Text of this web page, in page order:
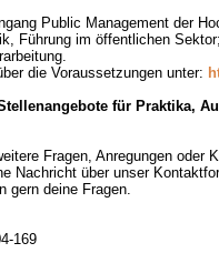
Public Management der
Führung im öffentlichen
die Voraussetzungen unter:
für Praktika,
Fragen, Anregungen oder
Nachricht über unser
gern deine Fragen.
169